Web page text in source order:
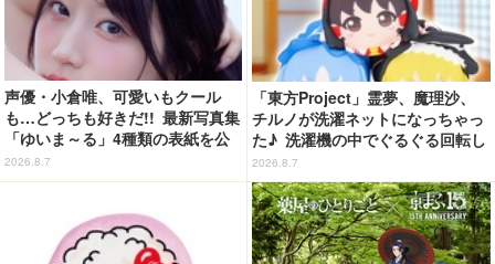
声優・小倉唯、可愛いもクール
も…どっちも好きだ!! 最新写真集
「ゆいま～る」4種類の表紙を公
開！「成長した私の姿を楽しんで
いただけたら」
2026.8.7
「東方Project」霊夢、魔理沙、
チルノが洗濯ネットになっちゃっ
た♪ 洗濯機の中でぐるぐる回転し
続ける姿を思わず眺めたくなっち
ゃう!?
2026.8.7